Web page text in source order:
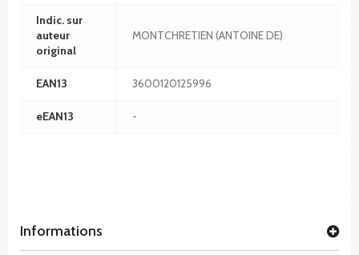
Indic. sur
auteur
original
MONTCHRETIEN (ANTOINE DE)
EAN13 3600120125996
eEAN13 -
Informations